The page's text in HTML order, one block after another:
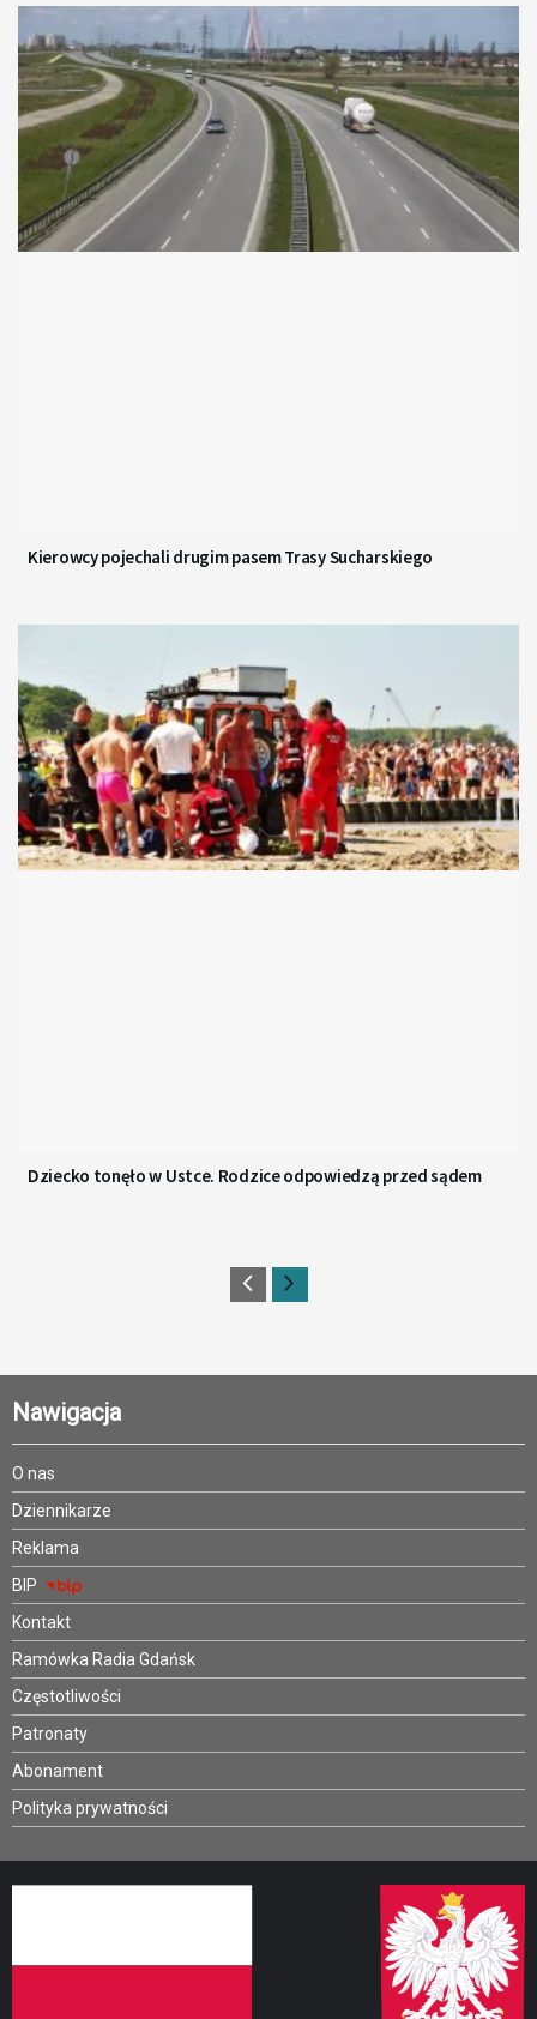
Kierowcy pojechali drugim pasem Trasy Sucharskiego
Dziecko tonęło w Ustce. Rodzice odpowiedzą przed sądem
Nawigacja
O nas
Dziennikarze
Reklama
BIP
Kontakt
Ramówka Radia Gdańsk
Częstotliwości
Patronaty
Abonament
Polityka prywatności